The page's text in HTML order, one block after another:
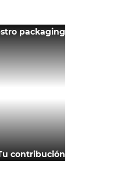
packaging
contribución